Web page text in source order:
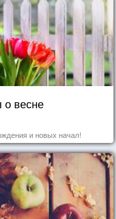
о весне
и новых начал!